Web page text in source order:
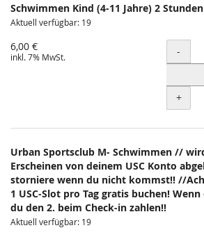
Schwimmen Kind (4-11 Jahre) 2 Stunden
Aktuell verfügbar: 19
6,00 €
inkl. 7% MwSt. Menge
-
+
Urban Sportsclub M- Schwimmen //
Erscheinen von deinem USC Konto
storniere wenn du nicht kommst!! //
1 USC-Slot pro Tag gratis buchen!
du den 2. beim Check-in zahlen!!
Aktuell verfügbar: 19